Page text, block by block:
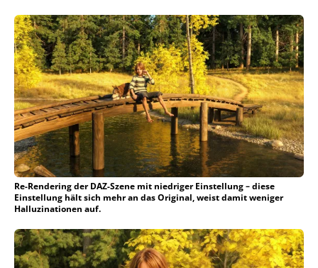
Re-Rendering der DAZ-Szene mit niedriger Einstellung – diese
Einstellung hält sich mehr an das Original, weist damit weniger
Halluzinationen auf.